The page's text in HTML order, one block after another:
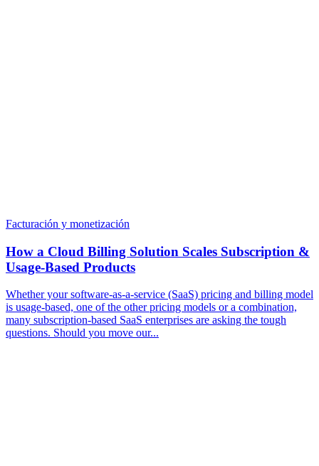
Facturación y monetización
How a Cloud Billing Solution Scales Subscription &
Usage-Based Products
Whether your software-as-a-service (SaaS) pricing and billing model
is usage-based, one of the other pricing models or a combination,
many subscription-based SaaS enterprises are asking the tough
questions. Should you move our...